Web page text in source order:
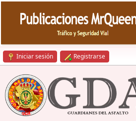
Iniciar sesión Registrarse